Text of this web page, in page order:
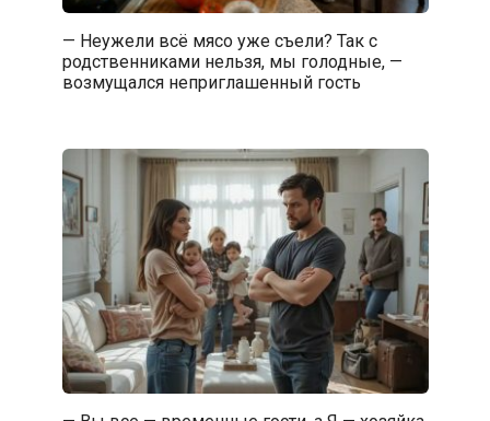
— Неужели всё мясо уже съели? Так с
родственниками нельзя, мы голодные, —
возмущался неприглашенный гость